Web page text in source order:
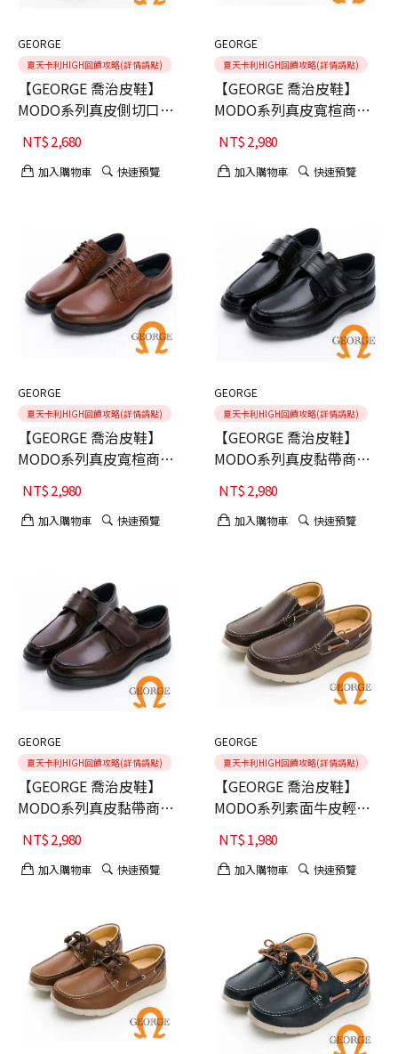
GEORGE
夏天卡利HIGH回饋攻略(詳情請點)
【GEORGE 喬治皮鞋】
MODO系列真皮側切口綁
帶德比鞋-咖40
NT$2,680
加入購物車 快速預覽
GEORGE
夏天卡利HIGH回饋攻略(詳情請點)
【GEORGE 喬治皮鞋】
MODO系列真皮寬楦商務
氣墊皮鞋 -黑40
NT$2,980
加入購物車 快速預覽
GEORGE
夏天卡利HIGH回饋攻略(詳情請點)
【GEORGE 喬治皮鞋】
MODO系列真皮寬楦商務
氣墊皮鞋-棕40
NT$2,980
加入購物車 快速預覽
GEORGE
夏天卡利HIGH回饋攻略(詳情請點)
【GEORGE 喬治皮鞋】
MODO系列真皮黏帶商務
氣墊皮鞋 -黑40
NT$2,980
加入購物車 快速預覽
GEORGE
夏天卡利HIGH回饋攻略(詳情請點)
【GEORGE 喬治皮鞋】
MODO系列真皮黏帶商務
氣墊皮鞋-咖40
NT$2,980
加入購物車 快速預覽
GEORGE
夏天卡利HIGH回饋攻略(詳情請點)
【GEORGE 喬治皮鞋】
MODO系列素面牛皮輕量
帆船鞋-咖
NT$1,980
加入購物車 快速預覽